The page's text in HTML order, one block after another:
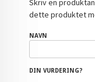
Skriv en
dette produktet
NAVN
DIN VURDERING?